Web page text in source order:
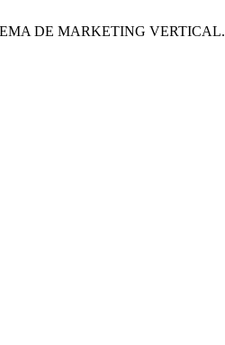
DE MARKETING VERTICAL.